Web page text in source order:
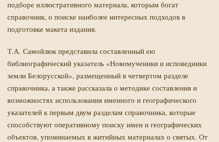
подборе иллюстративного материала, которым богат
справочник, о поиске наиболее интересных подходов в
подготовке макета издания.
Т.А. Самойлюк представила составленный ею
библиографический указатель «Новомученики и исповедники
земли Белорусской», размещенный в четвертом разделе
справочника, а также рассказала о методике составления и
возможностях использования именного и географического
указателей к первым двум разделам справочника, которые
способствуют оперативному поиску имен и географических
объектов, упоминаемых в житийных материалах о святых. От